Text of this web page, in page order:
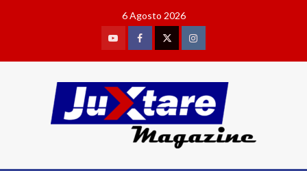
6 Agosto 2026
YoutubeFacebookTwitterInstagram